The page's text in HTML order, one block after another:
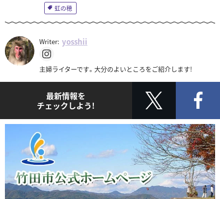
虹の穂
Writer: yosshii
主婦ライターです。大分のよいところをご紹介します!
最新情報を
チェックしよう!